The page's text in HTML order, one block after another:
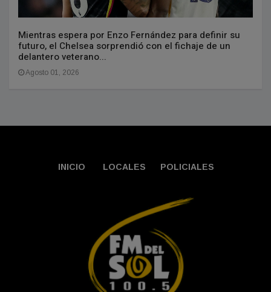
Mientras espera por Enzo Fernández para definir su
futuro, el Chelsea sorprendió con el fichaje de un
delantero veterano...
Agosto 01, 2026
INICIO LOCALES POLICIALES